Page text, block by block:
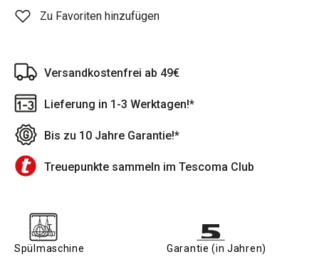
Zu Favoriten hinzufügen
Versandkostenfrei ab 49€
Lieferung in 1-3 Werktagen!*
Bis zu 10 Jahre Garantie!*
Treuepunkte sammeln im Tescoma Club
Spülmaschine Garantie (in Jahren)